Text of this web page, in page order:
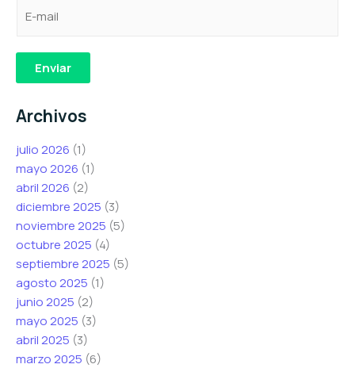
e
e
e
c
t
r
ó
n
i
c
o
e
e
e
c
t
r
ó
n
i
c
o
*
e
e
e
c
t
r
ó
n
i
c
o
*
Enviar
Archivos
julio 2026 (1)
mayo 2026 (1)
abril 2026 (2)
diciembre 2025 (3)
noviembre 2025 (5)
octubre 2025 (4)
septiembre 2025 (5)
agosto 2025 (1)
junio 2025 (2)
mayo 2025 (3)
abril 2025 (3)
marzo 2025 (6)